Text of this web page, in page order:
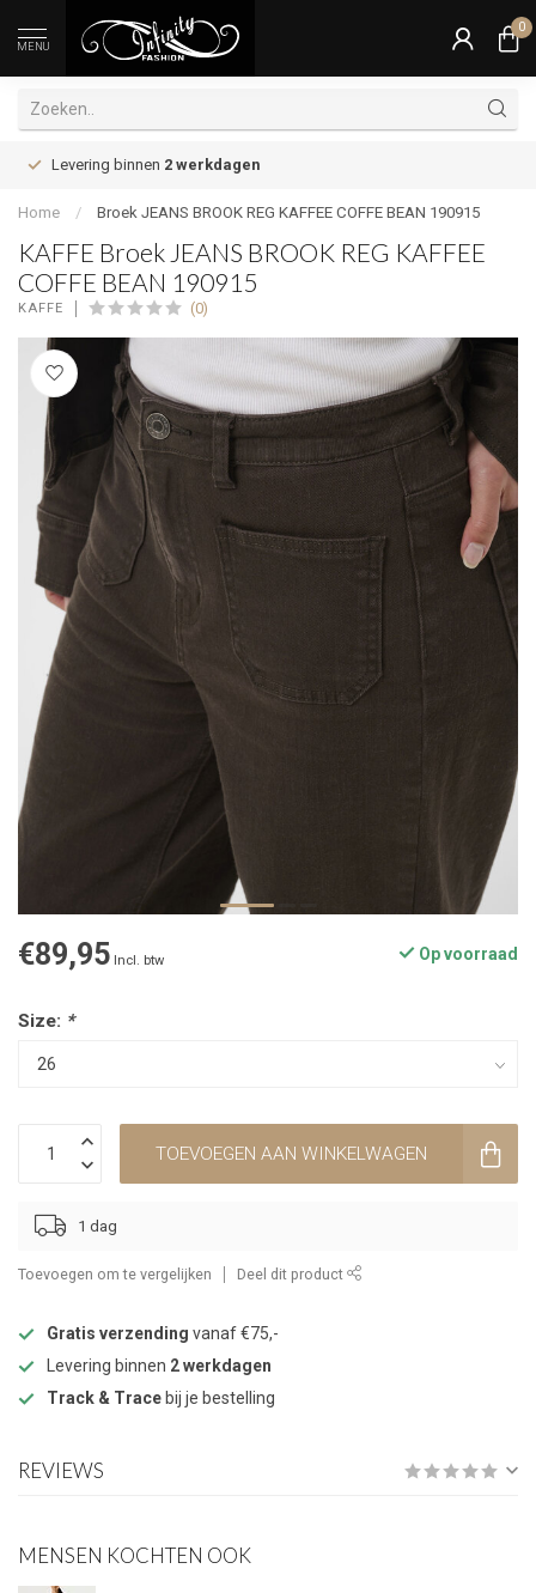
MENU
0
Levering binnen 2 werkdagen
Home / Broek JEANS BROOK REG KAFFEE COFFE BEAN 190915
KAFFE Broek JEANS BROOK REG KAFFEE
COFFE BEAN 190915
KAFFE (0)
€89,95 Incl. btw Op voorraad
Size: *
TOEVOEGEN AAN WINKELWAGEN
1 dag
Toevoegen om te vergelijken Deel dit product
Gratis verzending vanaf €75,-
Levering binnen 2 werkdagen
Track & Trace bij je bestelling
REVIEWS
MENSEN KOCHTEN OOK